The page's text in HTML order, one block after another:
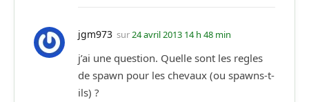
jgm973 sur24 avril 2013 14 h 48 min
j’ai une question. Quelle sont les regles
de spawn pour les chevaux (ou spawns-t-
ils) ?